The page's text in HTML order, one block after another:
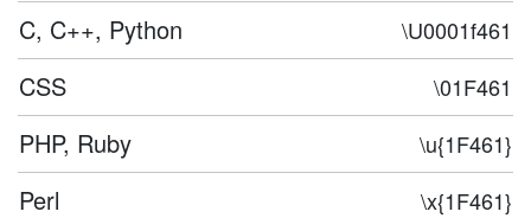
C, C++, Python \U0001f461
CSS \01F461
PHP, Ruby \u{1F461}
Perl \x{1F461}